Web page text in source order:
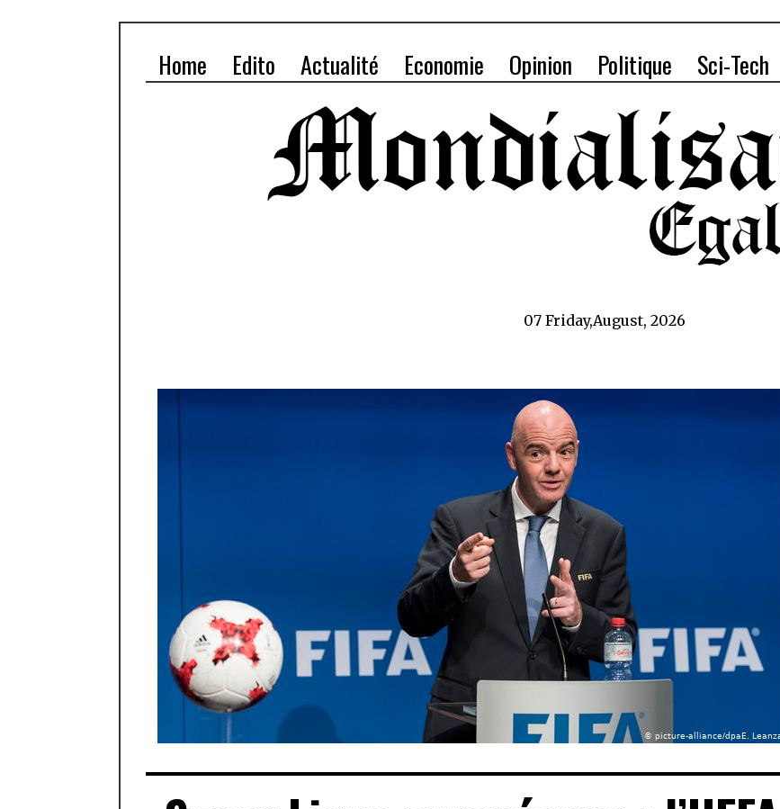
Home Edito Actualité Economie Opinion Politique Sci-Tech
07 Friday,August, 2026